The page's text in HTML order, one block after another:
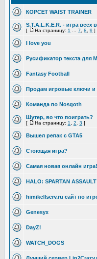
КОРСЕТ WAIST TRAINER
S.T.A.L.K.E.R. - игра всех
[ На страницу: 1 7 8 9 ]
I love you
Русификатор текста для
Fantasy Football
Продам игровые ключи
Команда по Nosgoth
Шутер, во что поиграть?
[ На страницу: 1 2 3 ]
Вышел репак с GTA5
Стоющая игра?
Самая новая онлайн
HALO: SPARTAN
himikellserv.ru сайт по
Genesyx
DayZ!
WATCH_DOGS